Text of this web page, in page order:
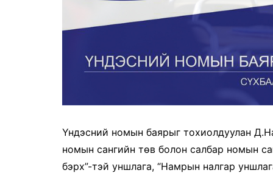
Үндэсний номын баярыг тохиолдуулан
номын сангийн төв болон салбар номын
бэрх”-тэй уншлага, “Намрын налгар